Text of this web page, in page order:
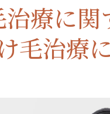
療に
毛治療